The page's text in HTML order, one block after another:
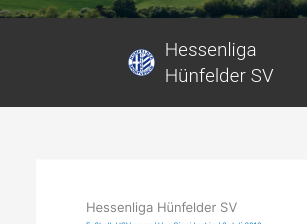
Hessenliga
Hünfelder SV
Hessenliga Hünfelder SV